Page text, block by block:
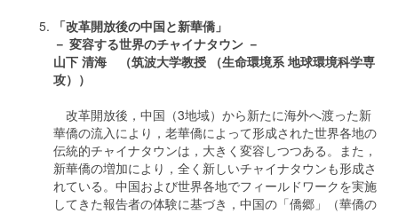
「改革開放後の中国と新華僑 」
－ 変容する世界のチャイナタウン －
山下 清海 （筑波大学教授 （生命環境系 地球環境科学専
攻） ）
改革開放後，中国（3地域）から新たに海外へ渡った新
華僑の流入により，老華僑によって形成された世界各地の
伝統的チャイナタウンは，大きく変容しつつある。また，
新華僑の増加により，全く新しいチャイナタウンも形成さ
れている。中国および世界各地でフィールドワークを実施
してきた報告者の体験に基づき，中国の「僑郷」（華僑の